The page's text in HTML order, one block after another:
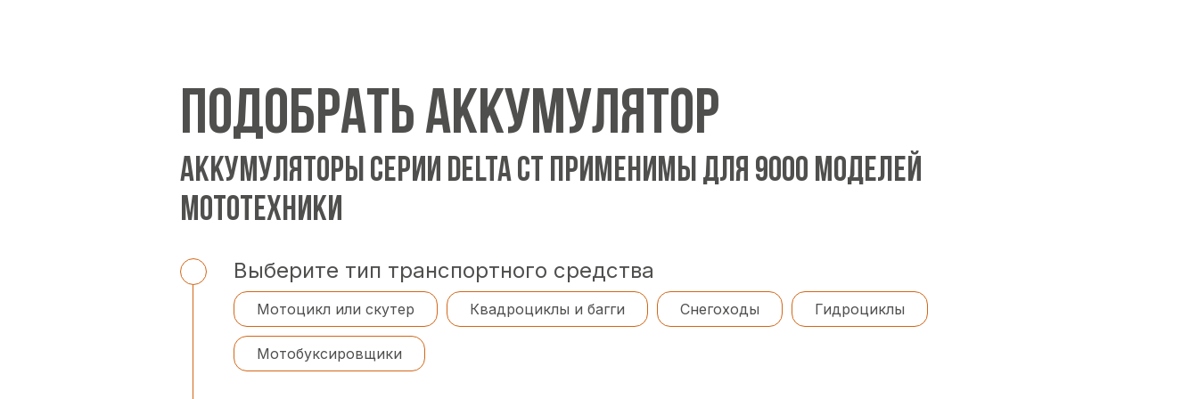
ПОДОБРАТЬ АККУМУЛЯТОР
АККУМУЛЯТОРЫ СЕРИИ DELTA CT ПРИМЕНИМЫ ДЛЯ 9000 МОДЕЛЕЙ
МОТОТЕХНИКИ
Выберите тип транспортного средства
Мотоцикл или скутер Квадроциклы и багги Снегоходы Гидроциклы
Мотобуксировщики